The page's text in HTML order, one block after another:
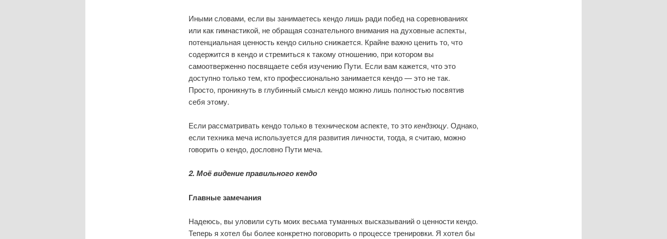
Иными словами, если вы занимаетесь кендо лишь ради побед на соревнованиях
или как гимнастикой, не обращая сознательного внимания на духовные аспекты,
потенциальная ценность кендо сильно снижается. Крайне важно ценить то, что
содержится в кендо и стремиться к такому отношению, при котором вы
самоотверженно посвящаете себя изучению Пути. Если вам кажется, что это
доступно только тем, кто профессионально занимается кендо — это не так.
Просто, проникнуть в глубинный смысл кендо можно лишь полностью посвятив
себя этому.
Если рассматривать кендо только в техническом аспекте, то этокендзюцу. Однако,
если техника меча используется для развития личности, тогда, я считаю, можно
говорить о кендо, дословно Пути меча.
2. Моё видение правильного кендо
Главные замечания
Надеюсь, вы уловили суть моих весьма туманных высказываний о ценности кендо.
Теперь я хотел бы более конкретно поговорить о процессе тренировки. Я хотел бы